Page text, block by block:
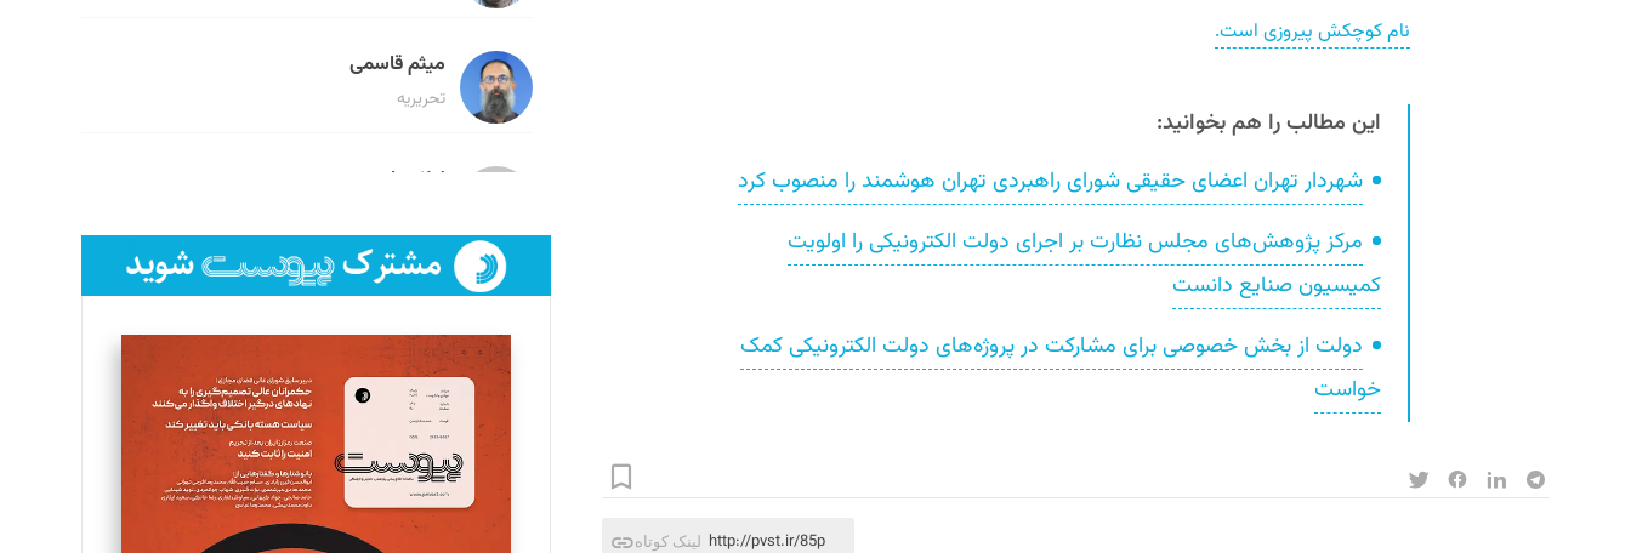
نام کوچکش پیروزی است.
این مطالب را هم بخوانید:
شهردار تهران اعضای حقیقی شورای راهبردی تهران هوشمند را منصوب کرد
مرکز پژوهش‌های مجلس نظارت بر اجرای دولت الکترونیکی را اولویت
کمیسیون صنایع دانست
دولت از بخش خصوصی برای مشارکت در پروژه‌های دولت الکترونیکی کمک
خواست
لینک کوتاه http://pvst.ir/85p
میثم قاسمی
تحریریه
لیلا حنارود
فائزه فتحی رستمی
تحریریه
سروش کرمیان
تحریریه
مینا پاکدل